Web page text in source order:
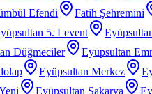
Efendi Fatih Şehremini
5. Levent
Düğmeciler Eyüpsultan
Eyüpsultan Merkez
Eyüpsultan Sakarya